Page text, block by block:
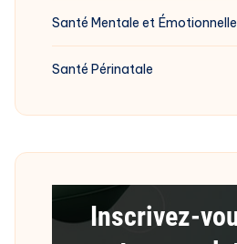
Santé Mentale et Émotionnelle
Santé Périnatale